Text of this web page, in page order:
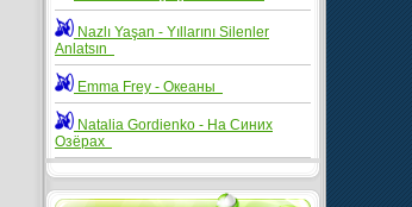
Nazlı Yaşan - Yıllarını Silenler
Anlatsın
Emma Frey - Океаны
Natalia Gordienko - На Синих
Озёрах